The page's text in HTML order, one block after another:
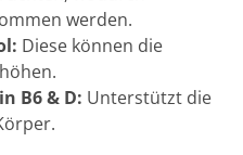
werden.
Diese können die
B6 & D: Unterstützt die